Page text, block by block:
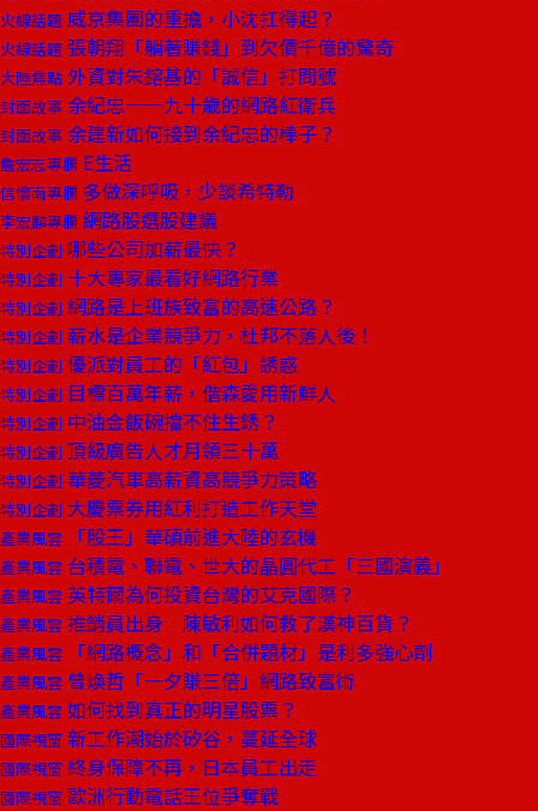
火線話題 威京集團的重擔，小沈扛得起？
火線話題 張朝翔「躺著賺錢」到欠債千億的驚奇
大陸焦點 外資對朱鎔基的「誠信」打問號
封面故事 余紀忠──九十歲的網路紅衛兵
封面故事 余建新如何接到余紀忠的棒子？
詹宏志專欄 E生活
信懷南專欄 多做深呼吸，少談希特勒
李宏麟專欄 網路股選股建議
特別企劃 哪些公司加薪最快？
特別企劃 十大專家最看好網路行業
特別企劃 網路是上班族致富的高速公路？
特別企劃 薪水是企業競爭力，杜邦不落人後！
特別企劃 優派對員工的「紅包」誘惑
特別企劃 目標百萬年薪，偕森愛用新鮮人
特別企劃 中油金飯碗擋不住生銹？
特別企劃 頂級廣告人才月領三十萬
特別企劃 華菱汽車高薪資高競爭力策略
特別企劃 大慶票券用紅利打造工作天堂
產業風雲 「股王」華碩前進大陸的玄機
產業風雲 台積電、聯電、世大的晶圓代工「三國演義」
產業風雲 英特爾為何投資台灣的艾克國際？
產業風雲 推銷員出身 陳敏利如何救了漢神百貨？
產業風雲 「網路概念」和「合併題材」是利多強心劑
產業風雲 曾煥哲「一夕賺三倍」網路致富術
產業風雲 如何找到真正的明星股票？
國際視窗 新工作潮始於矽谷，蔓延全球
國際視窗 終身保障不再，日本員工出走
國際視窗 歐洲行動電話王位爭奪戰